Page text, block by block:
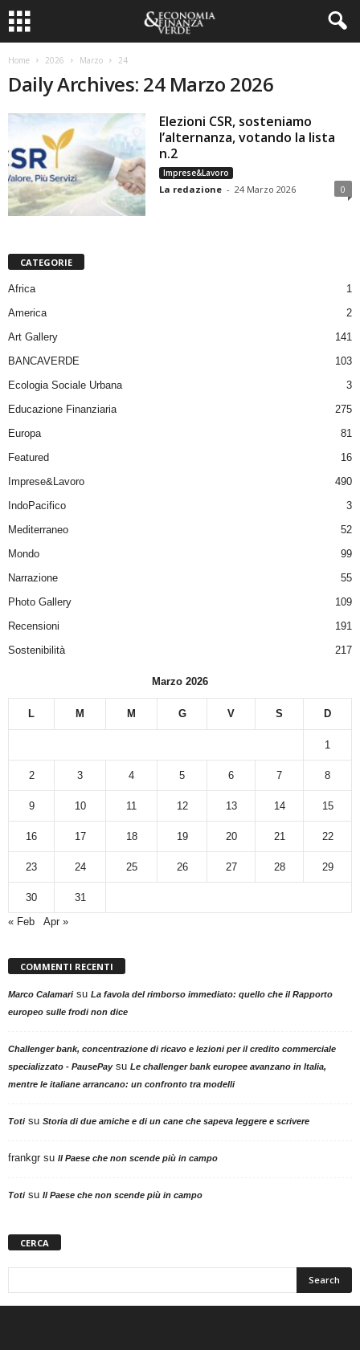
Home 2026 Marzo 24
Daily Archives: 24 Marzo 2026
Elezioni CSR, sosteniamo
l’alternanza, votando la lista
n.2
Imprese&Lavoro
La redazione - 24 Marzo 2026 0
CATEGORIE
Africa
1
America
2
Art Gallery
141
BANCAVERDE
103
Ecologia Sociale Urbana
3
Educazione Finanziaria
275
Europa
81
Featured
16
Imprese&Lavoro
490
IndoPacifico
3
Mediterraneo
52
Mondo
99
Narrazione
55
Photo Gallery
109
Recensioni
191
Sostenibilità
217
Marzo 2026
L M M G V S D
1
2 3 4 5 6 7 8
9 10 11 12 13 14 15
16 17 18 19 20 21 22
23 24 25 26 27 28 29
30
31
« Feb
Apr »
COMMENTI RECENTI
Marco Calamarisu La favola del rimborso immediato: quello che il Rapporto
europeo sulle frodi non dice
Challenger bank, concentrazione di ricavo e lezioni per il credito commerciale
specializzato - PausePaysu Le challenger bank europee avanzano in Italia,
mentre le italiane arrancano: un confronto tra modelli
Totisu Storia di due amiche e di un cane che sapeva leggere e scrivere
frankgr su Il Paese che non scende più in campo
Totisu Il Paese che non scende più in campo
CERCA